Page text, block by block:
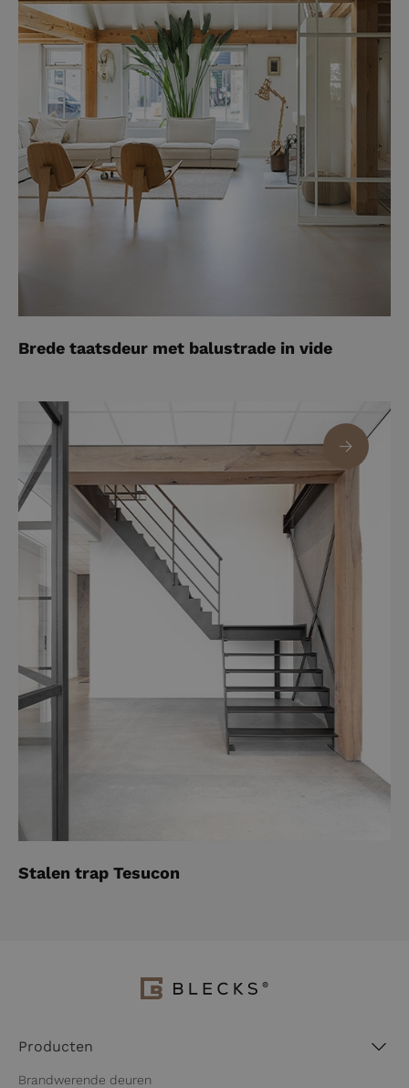
Brede taatsdeur met balustrade in vide
Stalen trap Tesucon
Producten
Brandwerende deuren